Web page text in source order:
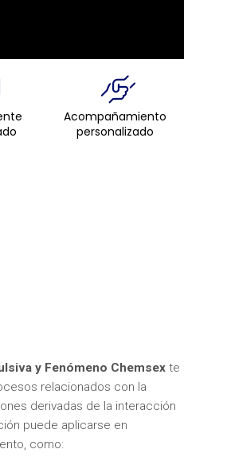
Acompañamiento
personalizado
y Fenómeno Chemsexte
relacionados con la
derivadas de la interacción
puede aplicarse en
como: